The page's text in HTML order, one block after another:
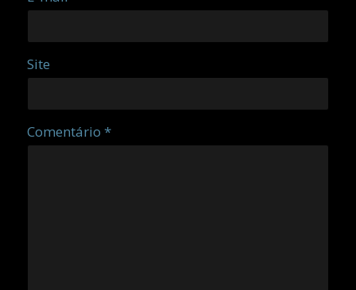
Site
Comentário *